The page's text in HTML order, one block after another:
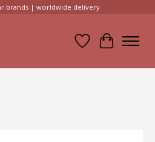
brands | worldwide delivery
Verlanglijst